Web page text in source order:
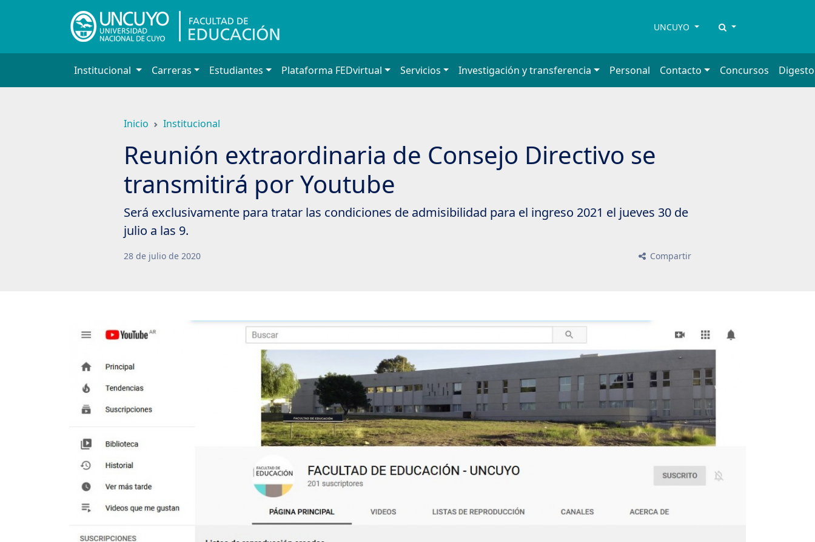
principal
UNCUYO
Institucional Carreras Estudiantes Plataforma FEDvirtual Servicios Investigación y transferencia Personal Contacto Concursos Digesto
Inicio Institucional
Reunión extraordinaria de Consejo Directivo se
transmitirá por Youtube
Será exclusivamente para tratar las condiciones de admisibilidad para el ingreso 2021 el jueves 30 de
julio a las 9.
28 de julio de 2020 Compartir